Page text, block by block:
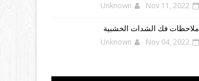
Unknown Nov 11, 2022
ملاحظات فك الشدات الخشبية
Unknown Nov 04, 2022